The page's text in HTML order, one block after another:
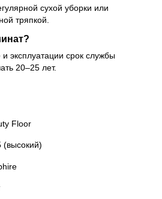
сухой уборки или
тряпкой.
эксплуатации срок службы
20–25 лет.
Floor
(высокий)